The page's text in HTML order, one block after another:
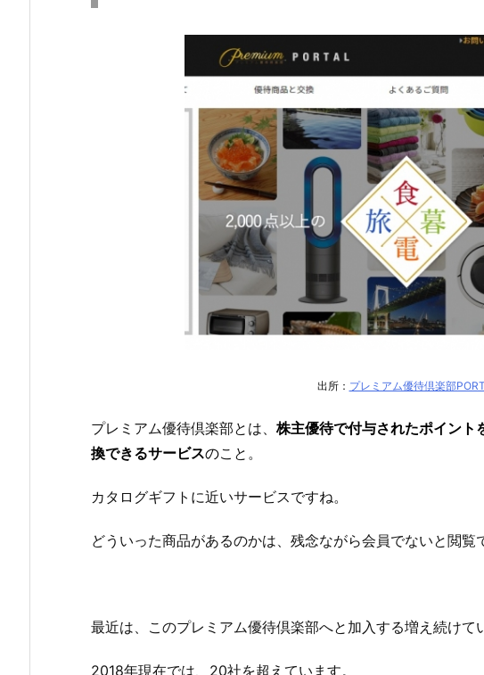
出所： プレミアム優待倶楽部
プレミアム優待倶楽部とは、 株主優待で付与されたポイント
換できるサービスのこと。
カタログギフトに近いサービスですね。
どういった商品があるのかは、残念ながら会員でないと閲覧
最近は、このプレミアム優待倶楽部へと加入する増え続けて
2018年現在では、20社を超えています。